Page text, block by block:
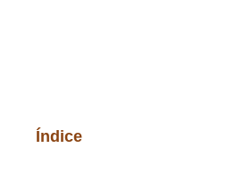
Índice